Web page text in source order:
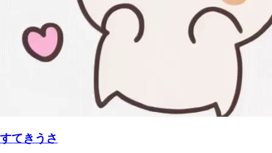
すてきうさ